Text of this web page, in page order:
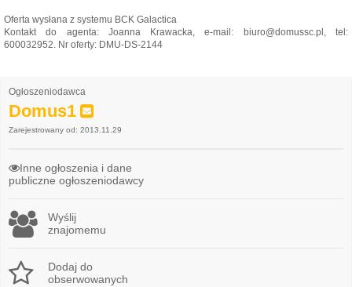
Oferta wysłana z systemu BCK Galactica
Kontakt do agenta: Joanna Krawacka, e-mail: biuro@domussc.pl, tel:
600032952. Nr oferty: DMU-DS-2144
Ogłoszeniodawca
Domus1
Zarejestrowany od: 2013.11.29
Inne ogłoszenia i dane
publiczne ogłoszeniodawcy
Wyślij
znajomemu
Dodaj do
obserwowanych